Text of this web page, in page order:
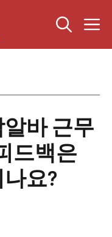
바 근무
드백은
요?